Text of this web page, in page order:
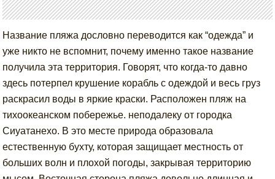
Название пляжа дословно переводится как “одежда” и
уже никто не вспомнит, почему именно такое название
получила эта территория. Говорят, что когда-то давно
здесь потерпел крушение корабль с одеждой и весь груз
раскрасил воды в яркие краски. Расположен пляж на
тихоокеанском побережье. неподалеку от городка
Сиуатанехо. В это месте природа образовала
естественную бухту, которая защищает местность от
больших волн и плохой погоды, закрывая территорию